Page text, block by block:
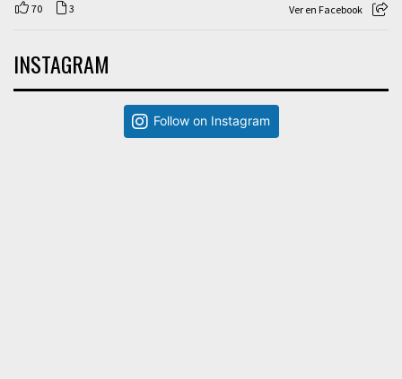
70 3 Ver en Facebook
INSTAGRAM
Follow on Instagram